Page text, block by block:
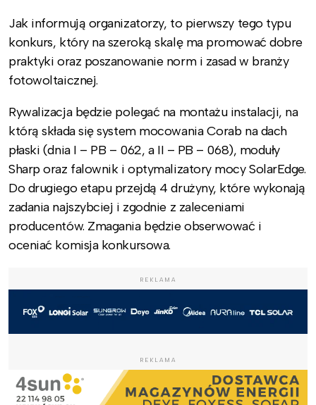
Jak informują organizatorzy, to pierwszy tego typu
konkurs, który na szeroką skalę ma promować dobre
praktyki oraz poszanowanie norm i zasad w branży
fotowoltaicznej.
Rywalizacja będzie polegać na montażu instalacji, na
którą składa się system mocowania Corab na dach
płaski (dnia I – PB – 062, a II – PB – 068), moduły
Sharp oraz falownik i optymalizatory mocy SolarEdge.
Do drugiego etapu przejdą 4 drużyny, które wykonają
zadania najszybciej i zgodnie z zaleceniami
producentów. Zmagania będzie obserwować i
oceniać komisja konkursowa.
REKLAMA
REKLAMA